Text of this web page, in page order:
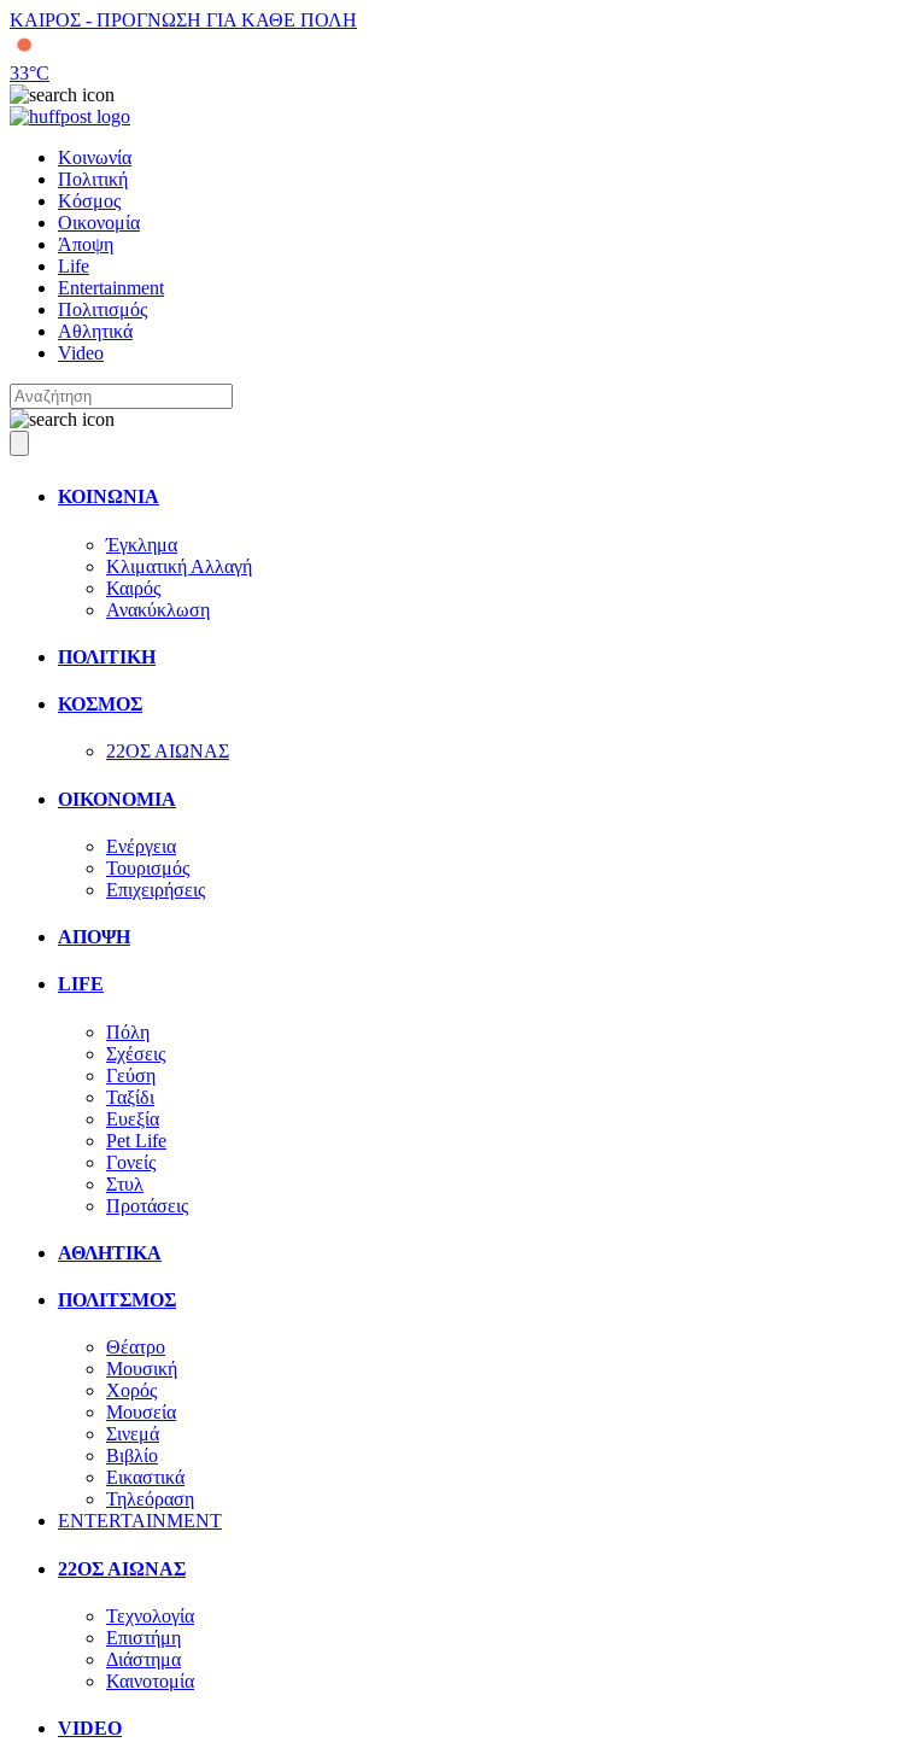
ΚΑΙΡΟΣ - ΠΡΟΓΝΩΣΗ ΓΙΑ ΚΑΘΕ ΠΟΛΗ
33°C
Κοινωνία
Πολιτική
Κόσμος
Οικονομία
Άποψη
Life
Entertainment
Πολιτισμός
Αθλητικά
Video
ΚΟΙΝΩΝΙΑ
Έγκλημα
Κλιματική Αλλαγή
Καιρός
Ανακύκλωση
ΠΟΛΙΤΙΚΗ
ΚΟΣΜΟΣ
22ΟΣ ΑΙΩΝΑΣ
ΟΙΚΟΝΟΜΙΑ
Ενέργεια
Τουρισμός
Επιχειρήσεις
ΑΠΟΨΗ
LIFE
Πόλη
Σχέσεις
Γεύση
Ταξίδι
Ευεξία
Pet Life
Γονείς
Στυλ
Προτάσεις
ΑΘΛΗΤΙΚΑ
ΠΟΛΙΤΣΜΟΣ
Θέατρο
Μουσική
Χορός
Μουσεία
Σινεμά
Βιβλίο
Εικαστικά
Τηλεόραση
ENTERTAINMENT
22ΟΣ ΑΙΩΝΑΣ
Τεχνολογία
Επιστήμη
Διάστημα
Καινοτομία
VIDEO